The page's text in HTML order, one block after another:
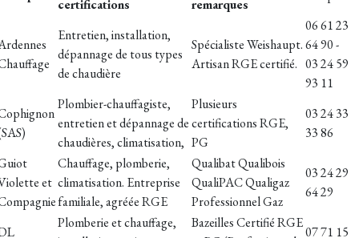
certifications
remarques
Entretien, installation,
dépannage de tous types
de chaudière
Spécialiste Weishaupt.
Artisan RGE certifié.
06 61 23
64 90 -
03 24 59
93 11
Plombier-chauffagiste,
entretien et dépannage de
chaudières, climatisation,
Plusieurs
certifications RGE,
PG
03 24 33
33 86
et
Chauffage, plomberie,
climatisation. Entreprise
familiale, agréée RGE
Qualibat Qualibois
QualiPAC Qualigaz
Professionnel Gaz
03 24 29
64 29
Plomberie et chauffage,
BazeillesCertifié RGE
07 71 15